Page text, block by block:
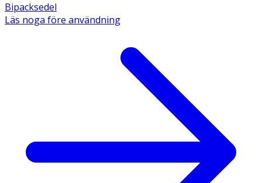
Bipacksedel
Läs noga före användning